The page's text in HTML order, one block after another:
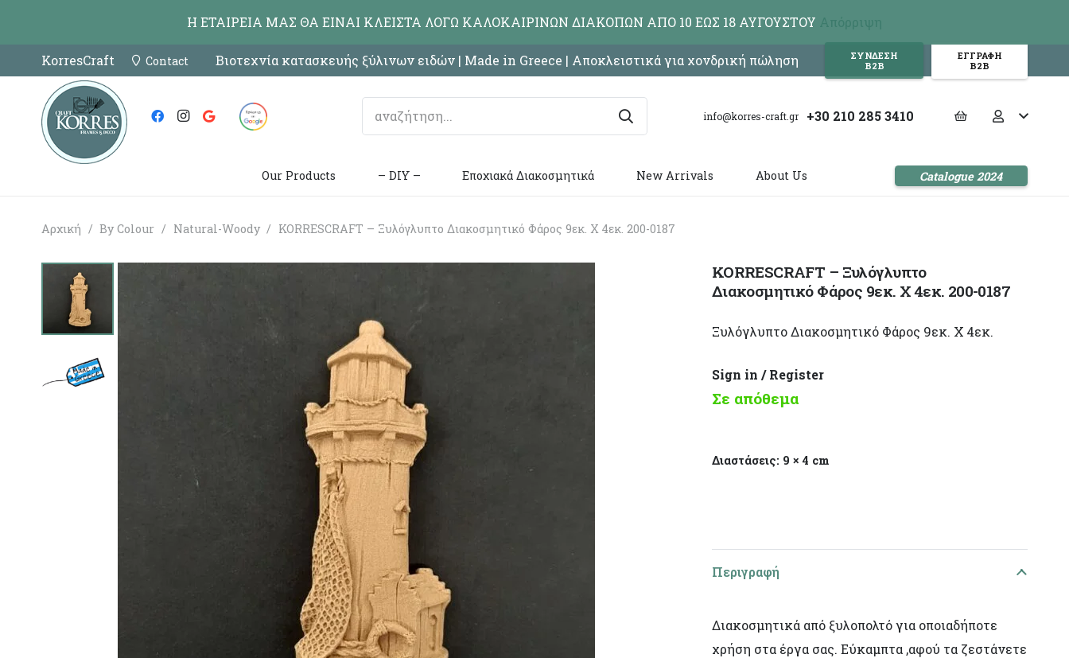
KorresCraft Contact Βιοτεχνία κατασκευής ξύλινων ειδών | Made in Greece | Αποκλειστικά για χονδρική πώληση
ΣΥΝΔΕΣΗ
Β2Β
ΕΓΓΡΑΦΗ
Β2Β
info@korres-craft.gr +30 210 285 3410
Our Products – DIY – Εποχιακά Διακοσμητικά New Arrivals About Us Catalogue 2024
Αρχική / By Colour / Natural-Woody / KORRESCRAFT – Ξυλόγλυπτο Διακοσμητικό Φάρος 9εκ. Χ 4εκ. 200-0187
KORRESCRAFT – Ξυλόγλυπτο
Διακοσμητικό Φάρος 9εκ. Χ 4εκ. 200-0187
Ξυλόγλυπτο Διακοσμητικό Φάρος 9εκ. Χ 4εκ.
Sign in / Register
Σε απόθεμα
Διαστάσεις: 9 × 4 cm
Περιγραφή
Διακοσμητικά από ξυλοπολτό για οποιαδήποτε
χρήση στα έργα σας. Εύκαμπτα ,αφού τα ζεστάνετε
Η ΕΤΑΙΡΕΙΑ ΜΑΣ ΘΑ ΕΙΝΑΙ ΚΛΕΙΣΤΑ ΛΟΓΩ ΚΑΛΟΚΑΙΡΙΝΩΝ ΔΙΑΚΟΠΩΝ ΑΠΟ 10 ΕΩΣ 18 ΑΥΓΟΥΣΤΟΥ Απόρριψη